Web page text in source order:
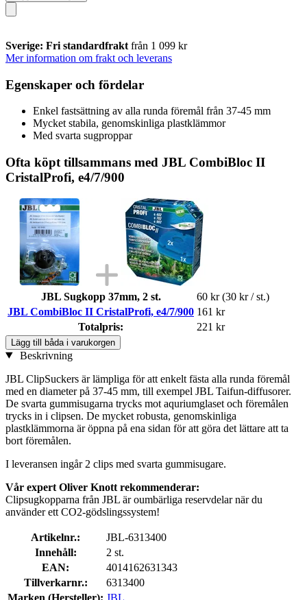
Sverige: Fri standardfrakt från 1 099 kr
Mer information om frakt och leverans
Egenskaper och fördelar
Enkel fastsättning av alla runda föremål från 37-45 mm
Mycket stabila, genomskinliga plastklämmor
Med svarta sugproppar
Ofta köpt tillsammans med JBL CombiBloc II
CristalProfi, e4/7/900
JBL Sugkopp 37mm, 2 st. 60 kr (30 kr / st.)
JBL CombiBloc II CristalProfi, e4/7/900 161 kr
Totalpris:
221 kr
Lägg till båda i varukorgen
Beskrivning
JBL ClipSuckers är lämpliga för att enkelt fästa alla runda föremål
med en diameter på 37-45 mm, till exempel JBL Taifun-diffusorer.
De svarta gummisugarna trycks mot aquriumglaset och föremålen
trycks in i clipsen. De mycket robusta, genomskinliga
plastklämmorna är öppna på ena sidan för att göra det lättare att ta
bort föremålen.
I leveransen ingår 2 clips med svarta gummisugare.
Vår expert Oliver Knott rekommenderar:
Clipsugkopparna från JBL är oumbärliga reservdelar när du
använder ett CO2-gödslingssystem!
Artikelnr.:
JBL-6313400
Innehåll:
2 st.
EAN:
4014162631343
Tillverkarnr.:
6313400
Marken (Hersteller): JBL